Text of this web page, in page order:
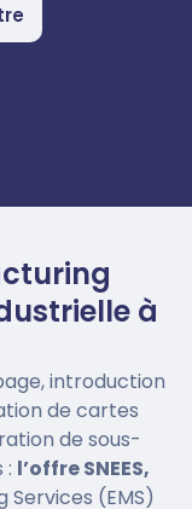
à
introduction
de cartes
de sous-
: l’offre SNEES,
(EMS)